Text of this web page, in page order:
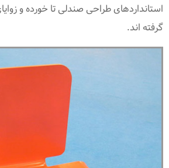
استانداردهای طراحی صندلی تا خورده و
گرفته اند.